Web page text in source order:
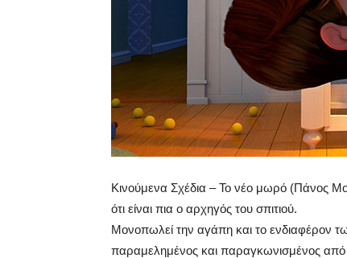
Κινούμενα Σχέδια – Το νέο μωρό (Πάνος
ότι είναι πια ο αρχηγός του σπιτιού.
Μονοπωλεί την αγάπη και το ενδιαφέρον
παραμελημένος και παραγκωνισμένος